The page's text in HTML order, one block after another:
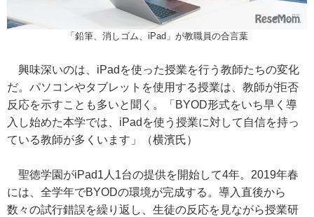
「鉛筆、消しゴム、iPad」が教職員の合言葉
興味深いのは、iPadを使った授業を行う教師たちの変化
だ。パソコンやタブレットを使用する授業は、教師が拒否
反応を示すことも多いと聞く。「BYOD形式をいち早く導
入し始めた本学では、iPadを使う授業に対して自信を持っ
ている教師が多くいます」（横濱氏）
聖徳学園がiPad1人1台の提供を開始して4年。2019年春
には、全学年でBYODの環境が完成する。導入直後から
数々の試行錯誤を繰り返し、生徒の反応を見ながら授業研